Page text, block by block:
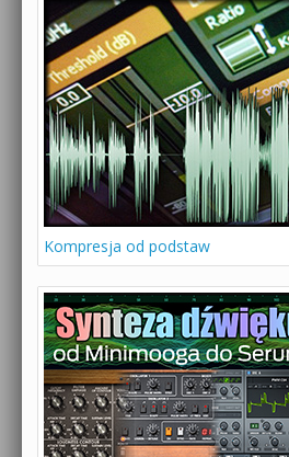
Kompresja od podstaw